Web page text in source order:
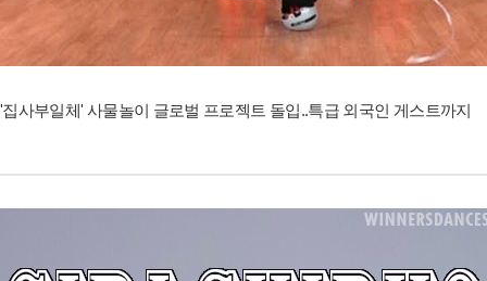
'집사부일체' 사물놀이 글로벌 프로젝트 돌입..특급 외국인 게스트까지